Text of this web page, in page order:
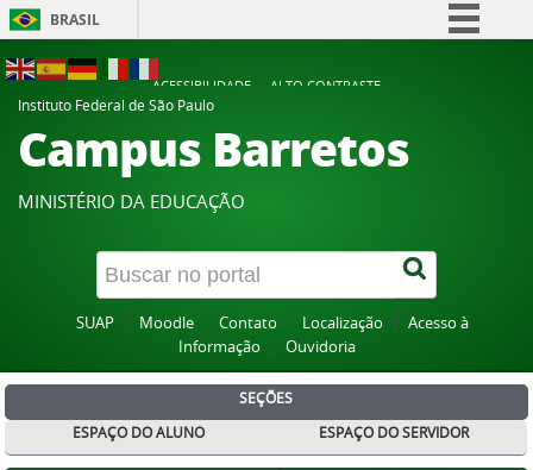
BRASIL
Participe
Acesso à informação
Canais
ACESSIBILIDADE
ALTO CONTRASTE
Instituto Federal de São Paulo
Campus Barretos
MINISTÉRIO DA EDUCAÇÃO
SUAP Moodle Contato Localização
Acesso à
Informação
Ouvidoria
SEÇÕES
ESPAÇO DO ALUNO
ESPAÇO DO SERVIDOR